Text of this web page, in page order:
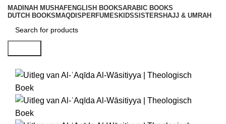
MADINAH MUSHAFENGLISH BOOKSARABIC BOOKS
DUTCH BOOKS MAQDIS PERFUMES KIDSSISTERS HAJJ & UMRAH